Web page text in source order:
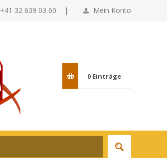
Mein Konto
+41 32 639 03 60 |
0 Einträge